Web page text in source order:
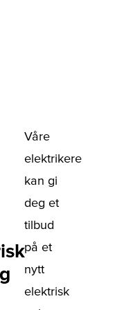
Våre
elektrikere
kan gi
deg et
tilbud
på et
nytt
elektrisk